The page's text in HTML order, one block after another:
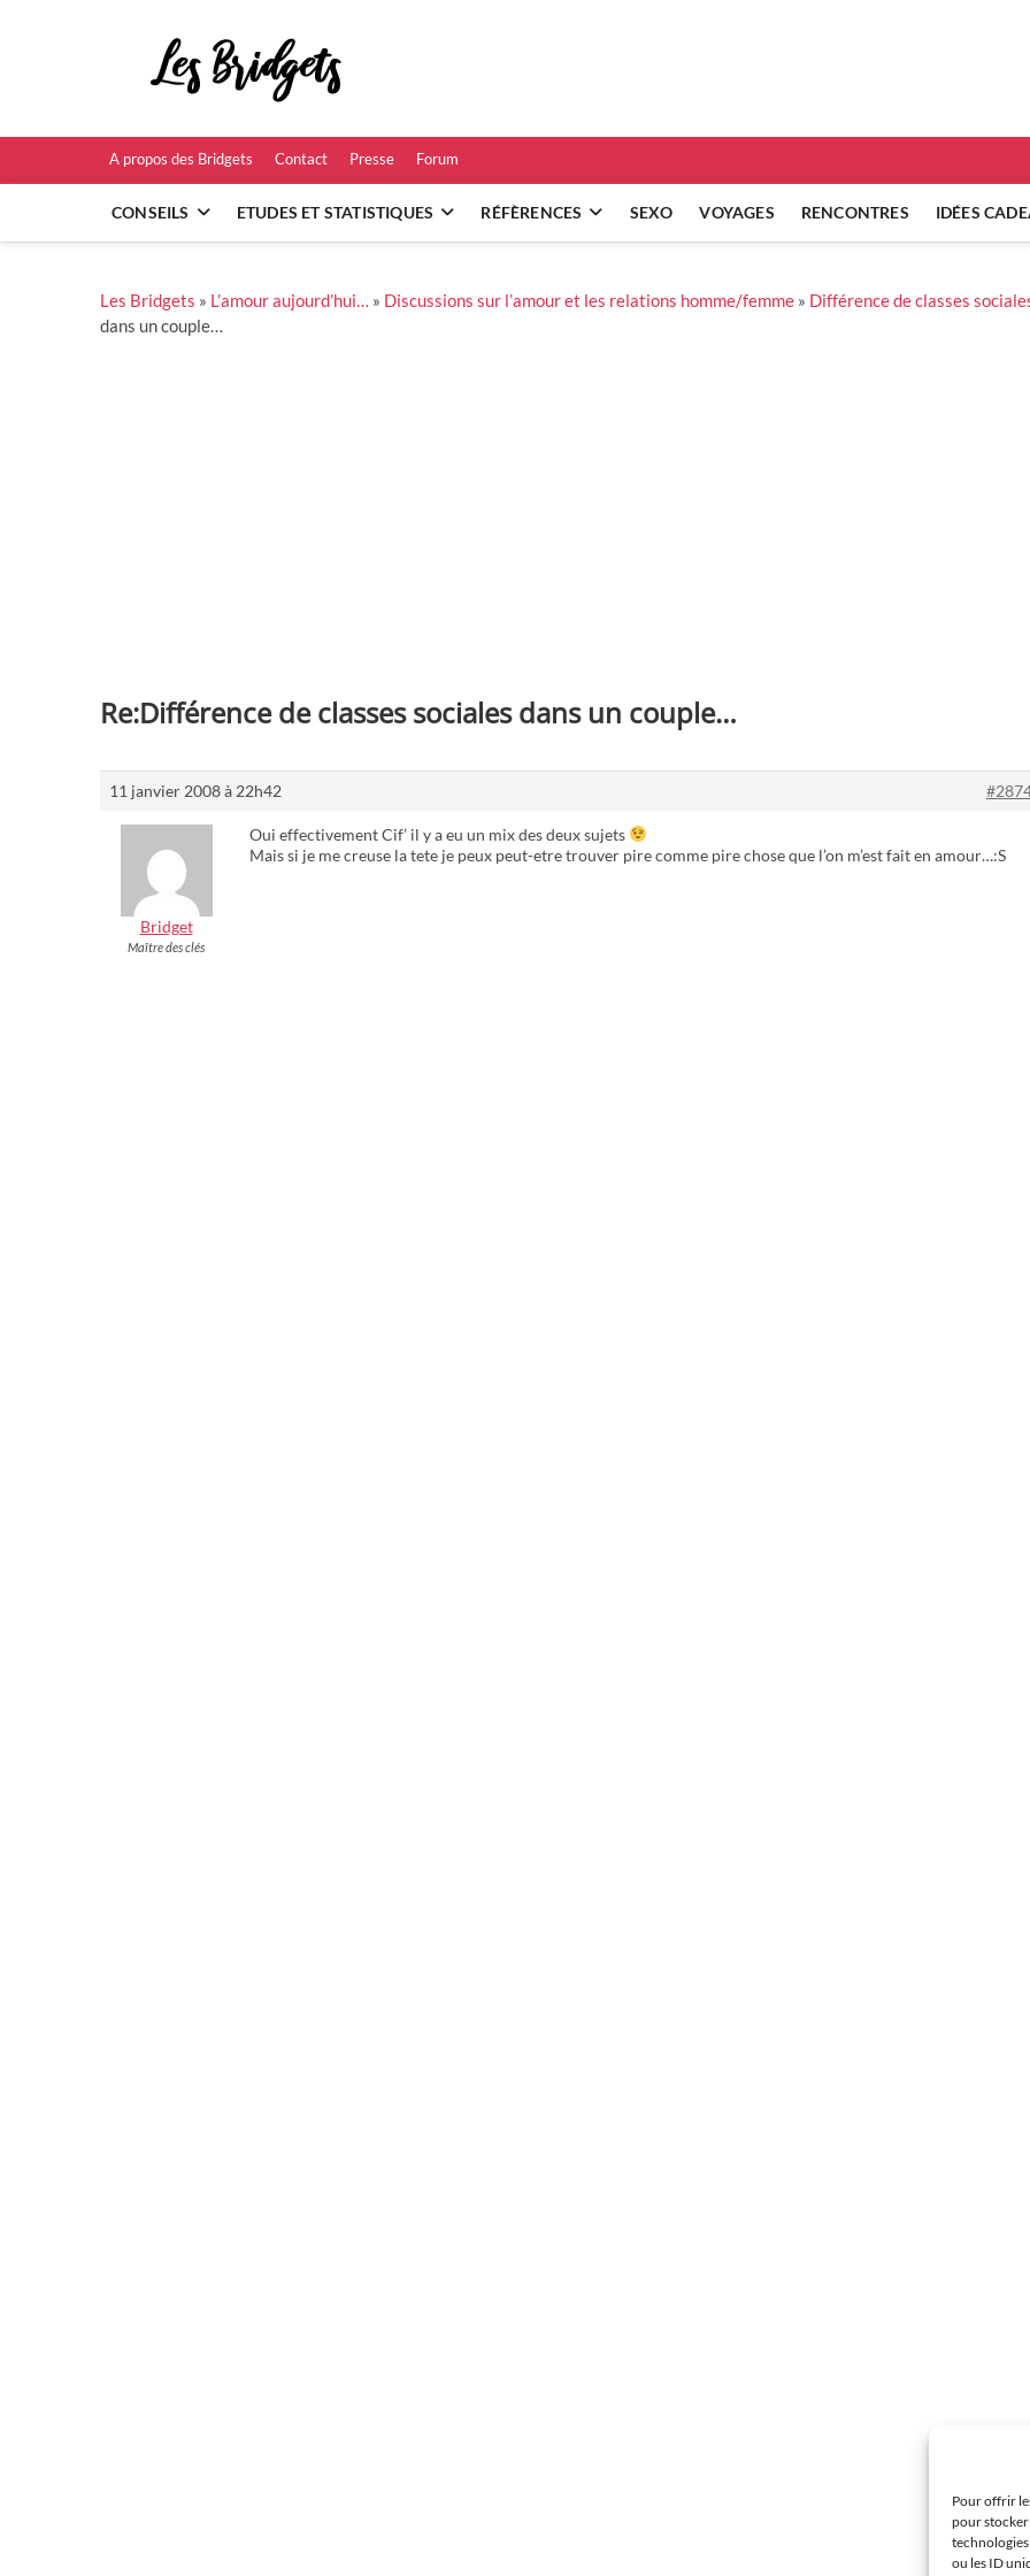
Pour offrir
pour stocker
ou les ID
A propos des Bridgets Contact Presse Forum
CONSEILS ETUDES ET STATISTIQUES RÉFÈRENCES SEXO VOYAGES RENCONTRES IDÉES
Les Bridgets » L’amour aujourd’hui… » Discussions sur l’amour et les relations homme/femme » Différence de classes
dans un couple…
Re:Différence de classes sociales dans un couple…
11 janvier 2008 à 22h42
Bridget
Maître des clés
Oui effectivement Cif’ il y a eu un mix des deux sujets
Mais si je me creuse la tete je peux peut-etre trouver pire comme pire chose que l’on m’est fait en amour…:S